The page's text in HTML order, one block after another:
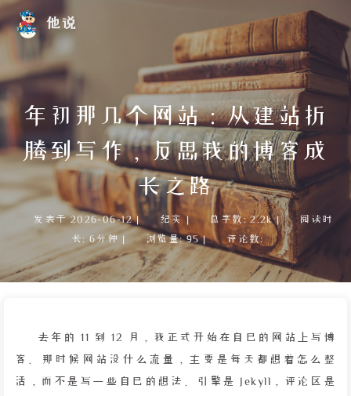
他说
年初那几个网站：从建站折
腾到写作，反思我的博客成
长之路
发表于 2026-06-12 | 纪实 | 总字数: 2.2k |
阅读时
长: 6分钟 | 浏览量: 95 | 评论数:
去年的 11 到 12 月，我正式开始在自己的网站上写博
客。那时候网站没什么流量，主要是每天都想着怎么整
活，而不是写一些自己的想法。引擎是 Jekyll，评论区是